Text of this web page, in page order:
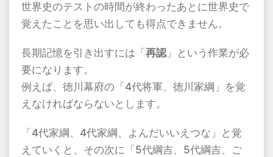
世界史のテストの時間が終わったあとに世界史で
覚えたことを思い出しても得点できません。
長期記憶を引き出すには「 再認」という作業が必
要になります。
例えば、徳川幕府の「 4代将軍、徳川家綱」を覚
えなければならないとします。
「 4代家綱、 4代家綱、よんだいいえつな」と覚
えていくと、その次に「 5代綱吉、 5代綱吉、ご